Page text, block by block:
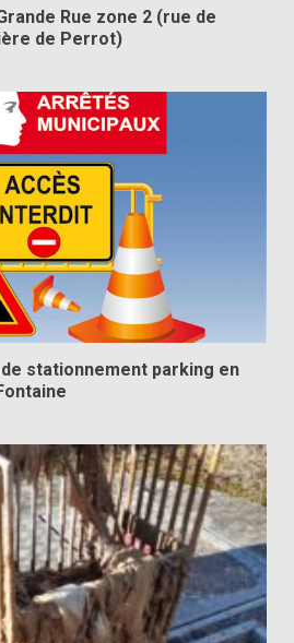
Rue zone 2 (rue de
de Perrot)
stationnement parking en